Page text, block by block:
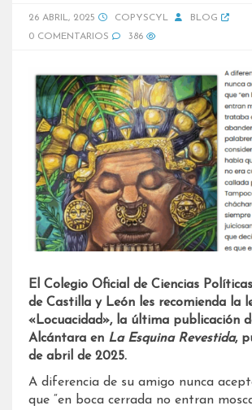
26 ABRIL, 2025 COPYSCYL
BLOG
0 COMENTARIOS
386
El Colegio Oficial de Ciencias
de Castilla y León les recomienda la
«Locuacidad», la última publicación
Alcántara en La Esquina Revestida,
de abril de 2025.
A diferencia de su amigo nunca
que “en boca cerrada no entran